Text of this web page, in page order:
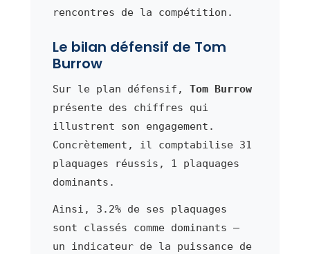
rencontres de la compétition.
Le bilan défensif de Tom
Burrow
Sur le plan défensif, Tom Burrow
présente des chiffres qui
illustrent son engagement.
Concrètement, il comptabilise 31
plaquages réussis, 1 plaquages
dominants.
Ainsi, 3.2% de ses plaquages
sont classés comme dominants —
un indicateur de la puissance de